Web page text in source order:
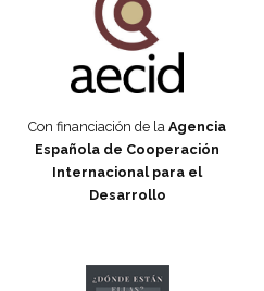
Con financiación de la Agencia
Española de Cooperación
Internacional para el
Desarrollo